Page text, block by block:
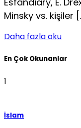
Minsky vs. kişiler
Daha fazla oku
En Çok Okunanlar
1
İslam